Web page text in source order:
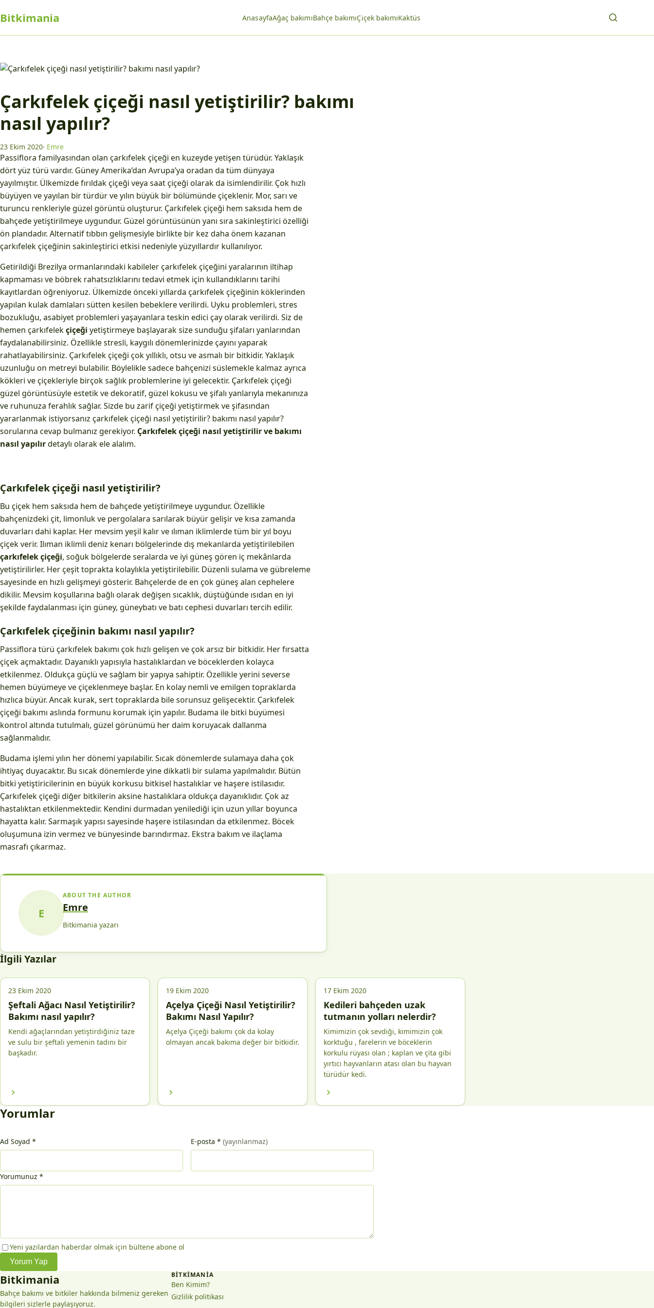
Bitkimania AnasayfaAğaç bakımıBahçe bakımıÇiçek bakımıKaktüs
Çarkıfelek çiçeği nasıl yetiştirilir? bakımı
nasıl yapılır?
23 Ekim 2020· Emre
Passiflora familyasından olan çarkıfelek çiçeği en kuzeyde yetişen türüdür. Yaklaşık
dört yüz türü vardır. Güney Amerika’dan Avrupa’ya oradan da tüm dünyaya
yayılmıştır. Ülkemizde fırıldak çiçeği veya saat çiçeği olarak da isimlendirilir. Çok hızlı
büyüyen ve yayılan bir türdür ve yılın büyük bir bölümünde çiçeklenir. Mor, sarı ve
turuncu renkleriyle güzel görüntü oluşturur. Çarkıfelek çiçeği hem saksıda hem de
bahçede yetiştirilmeye uygundur. Güzel görüntüsünün yanı sıra sakinleştirici özelliği
ön plandadır. Alternatif tıbbın gelişmesiyle birlikte bir kez daha önem kazanan
çarkıfelek çiçeğinin sakinleştirici etkisi nedeniyle yüzyıllardır kullanılıyor.
Getirildiği Brezilya ormanlarındaki kabileler çarkıfelek çiçeğini yaralarının iltihap
kapmaması ve böbrek rahatsızlıklarını tedavi etmek için kullandıklarını tarihi
kayıtlardan öğreniyoruz. Ülkemizde önceki yıllarda çarkıfelek çiçeğinin köklerinden
yapılan kulak damlaları sütten kesilen bebeklere verilirdi. Uyku problemleri, stres
bozukluğu, asabiyet problemleri yaşayanlara teskin edici çay olarak verilirdi. Siz de
hemen çarkıfelekçiçeği yetiştirmeye başlayarak size sunduğu şifaları yanlarından
faydalanabilirsiniz. Özellikle stresli, kaygılı dönemlerinizde çayını yaparak
rahatlayabilirsiniz. Çarkıfelek çiçeği çok yıllıklı, otsu ve asmalı bir bitkidir. Yaklaşık
uzunluğu on metreyi bulabilir. Böylelikle sadece bahçenizi süslemekle kalmaz ayrıca
kökleri ve çiçekleriyle birçok sağlık problemlerine iyi gelecektir. Çarkıfelek çiçeği
güzel görüntüsüyle estetik ve dekoratif, güzel kokusu ve şifalı yanlarıyla mekanınıza
ve ruhunuza ferahlık sağlar. Sizde bu zarif çiçeği yetiştirmek ve şifasından
yararlanmak istiyorsanız çarkıfelek çiçeği nasıl yetiştirilir? bakımı nasıl yapılır?
sorularına cevap bulmanız gerekiyor. Çarkıfelek çiçeği nasıl yetiştirilir ve bakımı
nasıl yapılırdetaylı olarak ele alalım.
Çarkıfelek çiçeği nasıl yetiştirilir?
Bu çiçek hem saksıda hem de bahçede yetiştirilmeye uygundur. Özellikle
bahçenizdeki çit, limonluk ve pergolalara sarılarak büyür gelişir ve kısa zamanda
duvarları dahi kaplar. Her mevsim yeşil kalır ve ılıman iklimlerde tüm bir yıl boyu
çiçek verir. Ilıman iklimli deniz kenarı bölgelerinde dış mekanlarda yetiştirilebilen
çarkıfelek çiçeği, soğuk bölgelerde seralarda ve iyi güneş gören iç mekânlarda
yetiştirilirler. Her çeşit toprakta kolaylıkla yetiştirilebilir. Düzenli sulama ve gübreleme
sayesinde en hızlı gelişmeyi gösterir. Bahçelerde de en çok güneş alan cephelere
dikilir. Mevsim koşullarına bağlı olarak değişen sıcaklık, düştüğünde ısıdan en iyi
şekilde faydalanması için güney, güneybatı ve batı cephesi duvarları tercih edilir.
Çarkıfelek çiçeğinin bakımı nasıl yapılır?
Passiflora türü çarkıfelek bakımı çok hızlı gelişen ve çok arsız bir bitkidir. Her fırsatta
çiçek açmaktadır. Dayanıklı yapısıyla hastalıklardan ve böceklerden kolayca
etkilenmez. Oldukça güçlü ve sağlam bir yapıya sahiptir. Özellikle yerini severse
hemen büyümeye ve çiçeklenmeye başlar. En kolay nemli ve emilgen topraklarda
hızlıca büyür. Ancak kurak, sert topraklarda bile sorunsuz gelişecektir. Çarkıfelek
çiçeği bakımı aslında formunu korumak için yapılır. Budama ile bitki büyümesi
kontrol altında tutulmalı, güzel görünümü her daim koruyacak dallanma
sağlanmalıdır.
Budama işlemi yılın her dönemi yapılabilir. Sıcak dönemlerde sulamaya daha çok
ihtiyaç duyacaktır. Bu sıcak dönemlerde yine dikkatli bir sulama yapılmalıdır. Bütün
bitki yetiştiricilerinin en büyük korkusu bitkisel hastalıklar ve haşere istilasıdır.
Çarkıfelek çiçeği diğer bitkilerin aksine hastalıklara oldukça dayanıklıdır. Çok az
hastalıktan etkilenmektedir. Kendini durmadan yenilediği için uzun yıllar boyunca
hayatta kalır. Sarmaşık yapısı sayesinde haşere istilasından da etkilenmez. Böcek
oluşumuna izin vermez ve bünyesinde barındırmaz. Ekstra bakım ve ilaçlama
masrafı çıkarmaz.
E
ABOUT THE AUTHOR
Emre
Bitkimania yazarı
İlgili Yazılar
23 Ekim 2020
Şeftali Ağacı Nasıl Yetiştirilir?
Bakımı nasıl yapılır?
Kendi ağaçlarından yetiştirdiğiniz taze
ve sulu bir şeftali yemenin tadını bir
başkadır.
19 Ekim 2020
Açelya Çiçeği Nasıl Yetiştirilir?
Bakımı Nasıl Yapılır?
Açelya Çiçeği bakımı çok da kolay
olmayan ancak bakıma değer bir bitkidir.
17 Ekim 2020
Kedileri bahçeden uzak
tutmanın yolları nelerdir?
Kimimizin çok sevdiği, kimimizin çok
korktuğu , farelerin ve böceklerin
korkulu rüyası olan ; kaplan ve çita gibi
yırtıcı hayvanların atası olan bu hayvan
türüdür kedi.
Yorumlar
Ad Soyad * E-posta * (yayınlanmaz)
Yorumunuz *
Yeni yazılardan haberdar olmak için bültene abone ol
Yorum Yap
Bitkimania
Bahçe bakımı ve bitkiler hakkında bilmeniz gereken
bilgileri sizlerle paylaşıyoruz.
BITKIMANIA
Ben Kimim?
Gizlilik politikası